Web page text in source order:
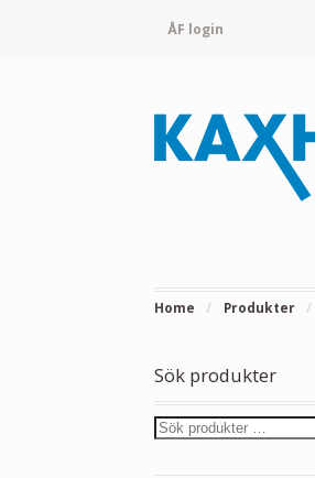
ÅF login
Home / Produkter /
Sök produkter